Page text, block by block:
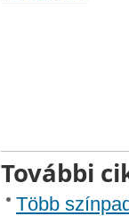
További
Több